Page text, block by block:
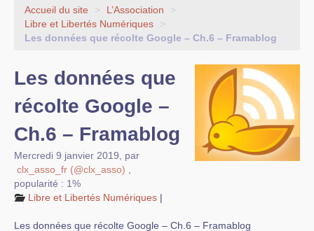
L’Association
Nos Activités
Accueil du site > L’Association
>
Libre et Libertés Numériques
>
Les données que récolte Google – Ch.6 – Framablog
Les données que
récolte Google –
Ch.6 – Framablog
Mercredi 9 janvier 2019
par
clx_asso_fr (@clx_asso)
popularité : 1%
Libre et Libertés Numériques |
Les données que récolte Google – Ch.6 – Framablog